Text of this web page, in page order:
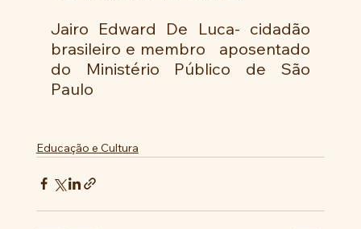
Jairo Edward De Luca- cidadão
brasileiro e membro   aposentado
do Ministério Público de São
Paulo
Educação e Cultura